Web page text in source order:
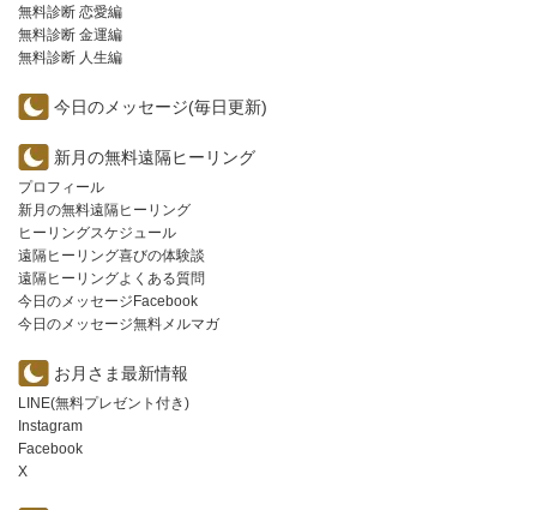
無料診断 恋愛編
無料診断 金運編
無料診断 人生編
今日のメッセージ(毎日更新)
新月の無料遠隔ヒーリング
プロフィール
新月の無料遠隔ヒーリング
ヒーリングスケジュール
遠隔ヒーリング喜びの体験談
遠隔ヒーリングよくある質問
今日のメッセージFacebook
今日のメッセージ無料メルマガ
お月さま最新情報
LINE(無料プレゼント付き)
Instagram
Facebook
X